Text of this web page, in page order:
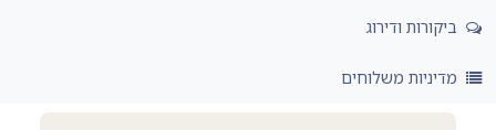
ביקורות ודירוג
מדיניות משלוחים